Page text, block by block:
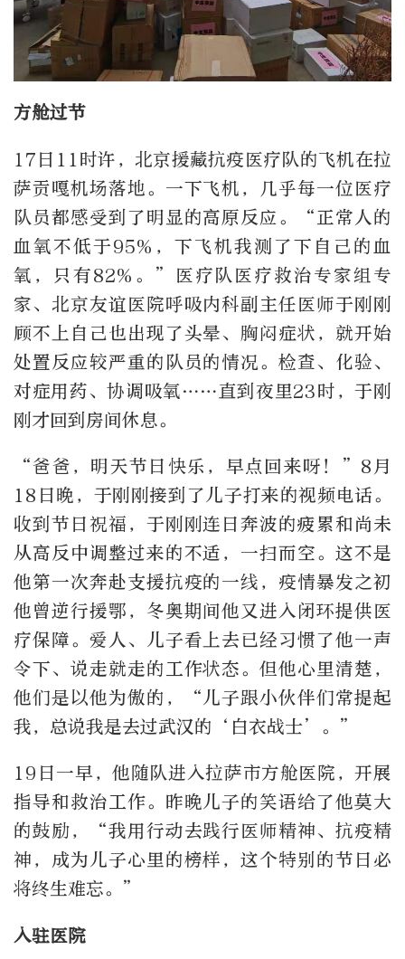
方舱过节
17日11时许，北京援藏抗疫医疗队的飞机在拉
萨贡嘎机场落地。一下飞机，几乎每一位医疗
队员都感受到了明显的高原反应。“正常人的
血氧不低于95%，下飞机我测了下自己的血
氧，只有82%。”医疗队医疗救治专家组专
家、北京友谊医院呼吸内科副主任医师于刚刚
顾不上自己也出现了头晕、胸闷症状，就开始
处置反应较严重的队员的情况。检查、化验、
对症用药、协调吸氧……直到夜里23时，于刚
刚才回到房间休息。
“爸爸，明天节日快乐，早点回来呀！”8月
18日晚，于刚刚接到了儿子打来的视频电话。
收到节日祝福，于刚刚连日奔波的疲累和尚未
从高反中调整过来的不适，一扫而空。这不是
他第一次奔赴支援抗疫的一线，疫情暴发之初
他曾逆行援鄂，冬奥期间他又进入闭环提供医
疗保障。爱人、儿子看上去已经习惯了他一声
令下、说走就走的工作状态。但他心里清楚，
他们是以他为傲的，“儿子跟小伙伴们常提起
我，总说我是去过武汉的‘白衣战士’。”
19日一早，他随队进入拉萨市方舱医院，开展
指导和救治工作。昨晚儿子的笑语给了他莫大
的鼓励，“我用行动去践行医师精神、抗疫精
神，成为儿子心里的榜样，这个特别的节日必
将终生难忘。”
入驻医院